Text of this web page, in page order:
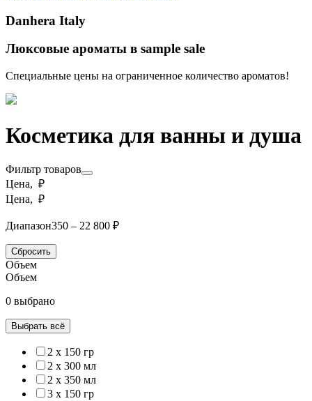
Danhera Italy
Люксовые ароматы в sample sale
Специальные цены на ограниченное количество ароматов!
Косметика для ванны и душа
Фильтр товаров
Цена, ₽
Цена, ₽
Диапазон350 – 22 800 ₽
Сбросить
Объем
Объем
0 выбрано
Выбрать всё
2 x 150 гр
2 x 300 мл
2 x 350 мл
3 x 150 гр